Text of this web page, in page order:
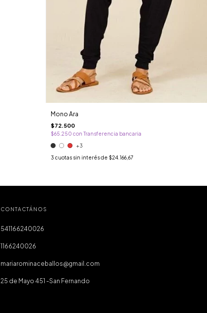
Mono Ara
$72.500
$65.250con Transferencia bancaria
+3
3 cuotas sin interés de $24.166,67
CONTACTÁNOS
541166240026
1166240026
mariarominaceballos@gmail.com
25 de Mayo 451 -San Fernando